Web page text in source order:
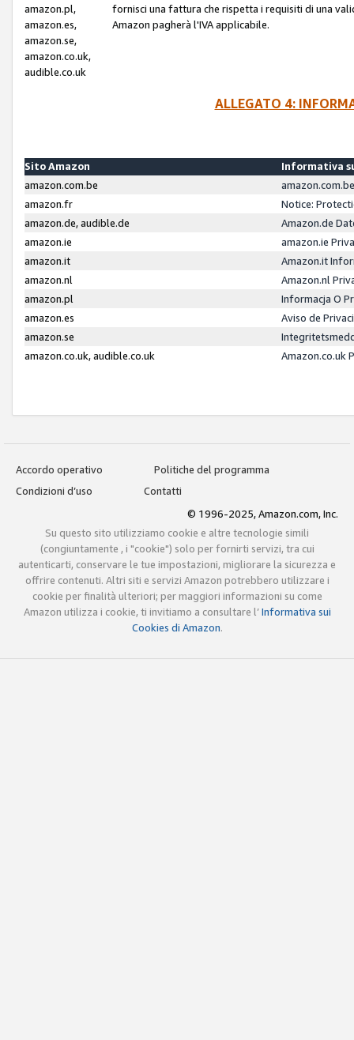
amazon.pl,
amazon.es,
amazon.se,
amazon.co.uk,
audible.co.uk
fornisci una fattura che rispetta i requisiti di una
Amazon pagherà l'IVA applicabile.
ALLEGATO 4:
Sito Amazon
Informativa
amazon.com.be
amazon.fr
Notice:
amazon.de, audible.de
Amazon.de
amazon.ie
amazon.ie
amazon.it
Amazon.it
amazon.nl
Amazon.nl
amazon.pl
Informacja O
amazon.es
Aviso de
amazon.se
amazon.co.uk, audible.co.uk
Amazon.co.uk
Accordo operativo
Politiche del programma
Condizioni d’uso
Contatti
© 1996-2025, Amazon.com, Inc.
Su questo sito utilizziamo cookie e altre tecnologie simili
(congiuntamente , i "cookie") solo per fornirti servizi, tra cui
autenticarti, conservare le tue impostazioni, migliorare la sicurezza e
offrire contenuti. Altri siti e servizi Amazon potrebbero utilizzare i
cookie per finalità ulteriori; per maggiori informazioni su come
Amazon utilizza i cookie, ti invitiamo a consultare l’Informativa sui
Cookies di Amazon.